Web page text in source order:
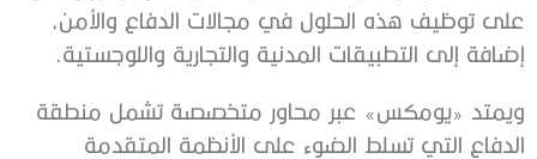
على توظيف هذه الحلول في مجالات الدفاع والأمن،
إضافة إلى التطبيقات المدنية والتجارية واللوجستية.
ويمتد «يومكس» عبر محاور متخصصة تشمل منطقة
الدفاع التي تسلط الضوء على الأنظمة المتقدمة